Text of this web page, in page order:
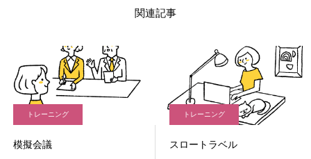
関連記事
トレーニング
模擬会議
トレーニング
スロートラベル